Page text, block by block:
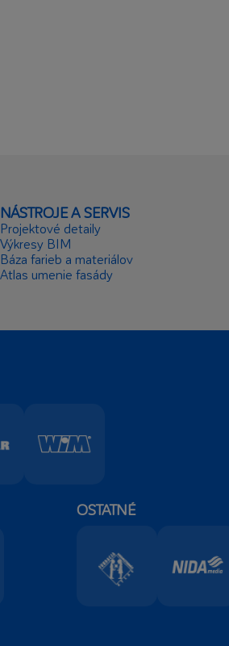
NÁSTROJE A SERVIS
Projektové detaily
Výkresy BIM
Báza farieb a materiálov
Atlas umenie fasády
OSTATNÉ